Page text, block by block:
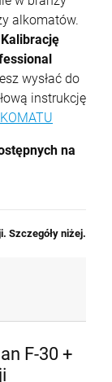
alkomatów.
Kalibrację
wysłać do
instrukcję
na
Szczegóły niżej.
F-30 +